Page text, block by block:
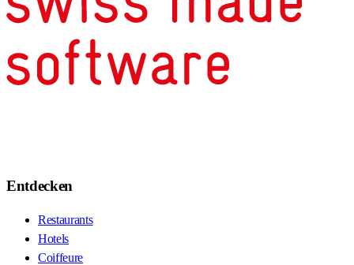
Entdecken
Restaurants
Hotels
Coiffeure